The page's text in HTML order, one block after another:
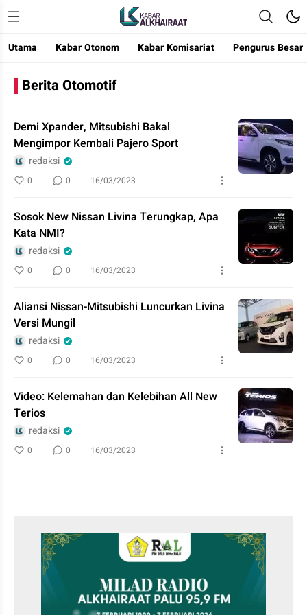
Kabar Alkhairaat
Mengabarkan Kebaikan
Utama Kabar Otonom Kabar Komisariat Pengurus Besar
Berita Otomotif
Demi Xpander, Mitsubishi Bakal
Mengimpor Kembali Pajero Sport
redaksi
0 0 16/03/2023
Sosok New Nissan Livina Terungkap, Apa
Kata NMI?
redaksi
0 0 16/03/2023
Aliansi Nissan-Mitsubishi Luncurkan Livina
Versi Mungil
redaksi
0 0 16/03/2023
Video: Kelemahan dan Kelebihan All New
Terios
redaksi
0 0 16/03/2023